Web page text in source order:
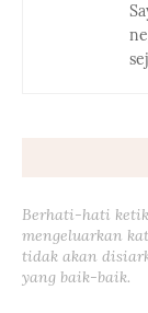
Berhati-hati
mengeluarkan
tidak akan
yang baik-baik.